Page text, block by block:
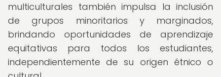
multiculturales también impulsa la inclusión
de grupos minoritarios y marginados,
brindando oportunidades de aprendizaje
equitativas para todos los estudiantes,
independientemente de su origen étnico o